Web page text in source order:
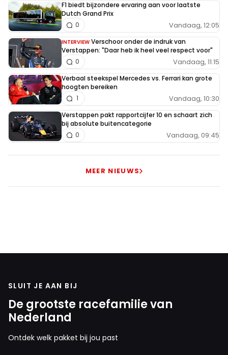
F1 biedt bijzondere ervaring aan voor laatste
Dutch Grand Prix
Vandaag, 12:05
0
INTERVIEW Verschoor onder de indruk van
Verstappen: "Daar heb ik heel veel respect voor"
Vandaag, 11:15
0
Verbaal steekspel Mercedes vs. Ferrari kan grote
hoogten bereiken
Vandaag, 10:30
1
Verstappen pakt rapportcijfer 10 en schaart zich
bij absolute buitencategorie
Vandaag, 09:45
0
MEER NIEUWS
SLUIT JE AAN BIJ
De grootste racefamilie van
Nederland
Ontdek welk pakket bij jou past